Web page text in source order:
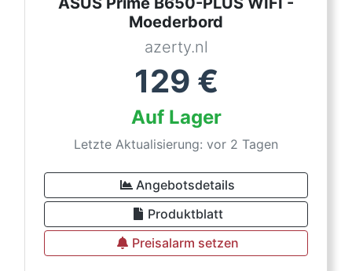
Moederbord
azerty.nl
129 €
Auf Lager
Letzte Aktualisierung: vor 2 Tagen
Angebotsdetails
Produktblatt
Preisalarm setzen